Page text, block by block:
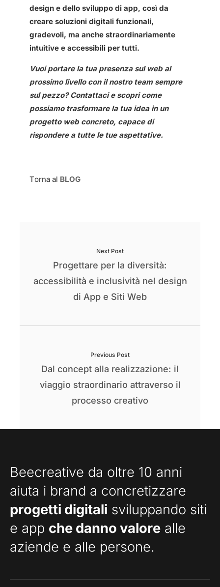
design e dello sviluppo di app, così da
creare soluzioni digitali funzionali,
gradevoli, ma anche straordinariamente
intuitive e accessibili per tutti.
Vuoi portare la tua presenza sul web al
prossimo livello con il nostro team sempre
sul pezzo? Contattaci e scopri come
possiamo trasformare la tua idea in un
progetto web concreto, capace di
rispondere a tutte le tue aspettative.
Torna al BLOG
Next Post
Progettare per la diversità:
accessibilità e inclusività nel design
di App e Siti Web
Previous Post
Dal concept alla realizzazione: il
viaggio straordinario attraverso il
processo creativo
Beecreative da oltre 10 anni
aiuta i brand a concretizzare
progetti digitali sviluppando siti
e app che danno valore alle
aziende e alle persone.